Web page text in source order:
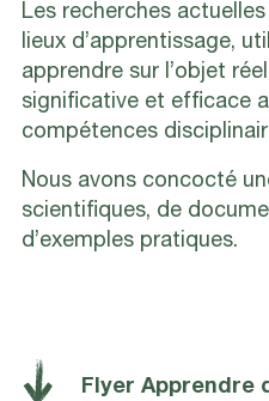
Les recherches
lieux d’apprentissage,
apprendre sur l’objet
significative et efficace
compétences
Nous avons concocté
scientifiques, de
d’exemples pratiques.
Flyer Apprendre